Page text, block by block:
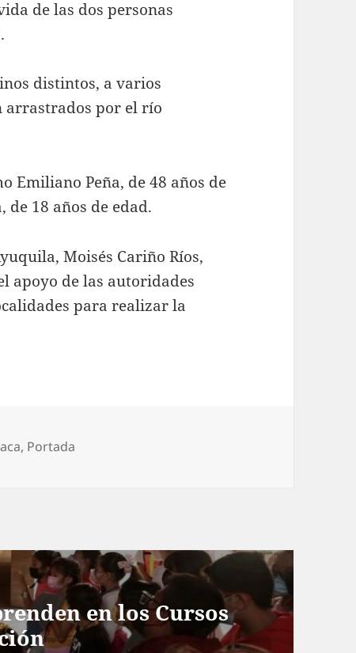
de las dos personas
distintos, a varios
arrastrados por el río
Emiliano Peña, de 48 años de
de 18 años de edad.
Moisés Cariño Ríos,
apoyo de las autoridades
para realizar la
, Portada
en los Cursos